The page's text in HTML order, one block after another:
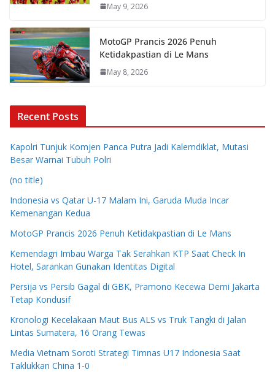
May 9, 2026
MotoGP Prancis 2026 Penuh
Ketidakpastian di Le Mans
May 8, 2026
Recent Posts
Kapolri Tunjuk Komjen Panca Putra Jadi Kalemdiklat, Mutasi
Besar Warnai Tubuh Polri
(no title)
Indonesia vs Qatar U-17 Malam Ini, Garuda Muda Incar
Kemenangan Kedua
MotoGP Prancis 2026 Penuh Ketidakpastian di Le Mans
Kemendagri Imbau Warga Tak Serahkan KTP Saat Check In
Hotel, Sarankan Gunakan Identitas Digital
Persija vs Persib Gagal di GBK, Pramono Kecewa Demi Jakarta
Tetap Kondusif
Kronologi Kecelakaan Maut Bus ALS vs Truk Tangki di Jalan
Lintas Sumatera, 16 Orang Tewas
Media Vietnam Soroti Strategi Timnas U17 Indonesia Saat
Taklukkan China 1-0